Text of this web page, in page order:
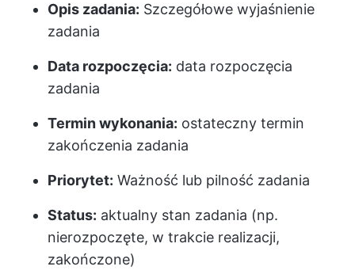
Opis zadania: Szczegółowe wyjaśnienie
zadania
Data rozpoczęcia: data rozpoczęcia
zadania
Termin wykonania: ostateczny termin
zakończenia zadania
Priorytet: Ważność lub pilność zadania
Status: aktualny stan zadania (np.
nierozpoczęte, w trakcie realizacji,
zakończone)